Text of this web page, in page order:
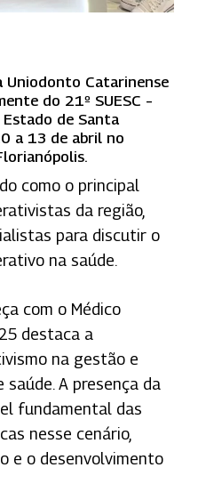
Uniodonto Catarinense
do 21º SUESC –
Estado de Santa
a 13 de abril no
como o principal
da região,
para discutir o
na saúde.
com o Médico
destaca a
na gestão e
saúde. A presença da
fundamental das
nesse cenário,
e o desenvolvimento